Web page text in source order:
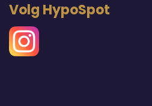
Volg HypoSpot